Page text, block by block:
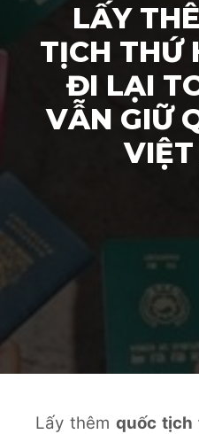
LẤY
TỊCH THỨ
ĐI LẠI
VẪN GIỮ
Lấy thêm quốc tịch